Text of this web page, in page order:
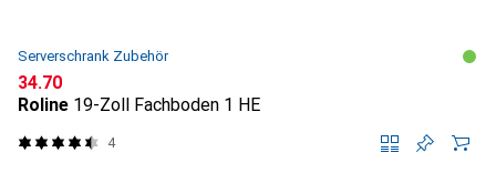
Serverschrank Zubehör
CHF
34.70
Roline 19-Zoll Fachboden 1 HE
4